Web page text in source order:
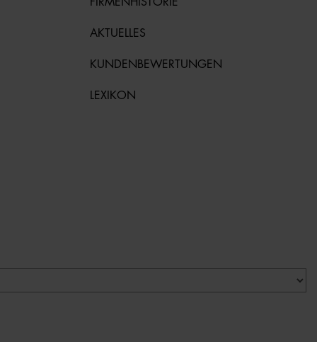
AKTUELLES
KUNDENBEWERTUNGEN
LEXIKON